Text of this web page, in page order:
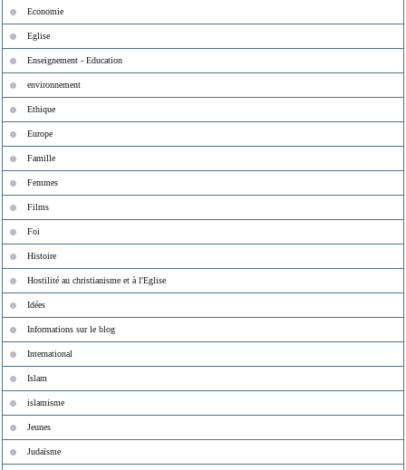
Economie
Eglise
Enseignement - Education
environnement
Ethique
Europe
Famille
Femmes
Films
Foi
Histoire
Hostilité au christianisme et à l'Eglise
Idées
Informations sur le blog
International
Islam
islamisme
Jeunes
Judaïsme